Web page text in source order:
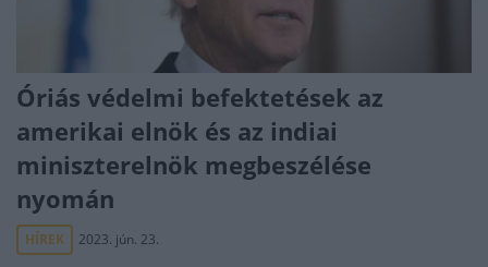
Óriás védelmi befektetések az
amerikai elnök és az indiai
miniszterelnök megbeszélése
nyomán
HÍREK 2023. jún. 23.